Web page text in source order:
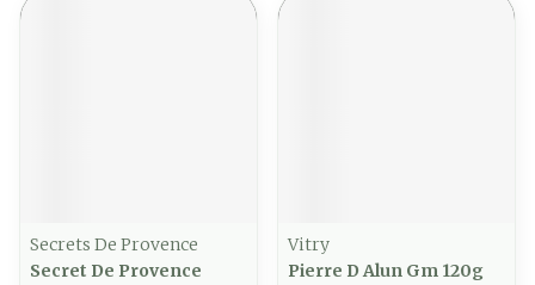
Secrets De Provence
Secret De Provence
Vitry
Pierre D Alun Gm 120g